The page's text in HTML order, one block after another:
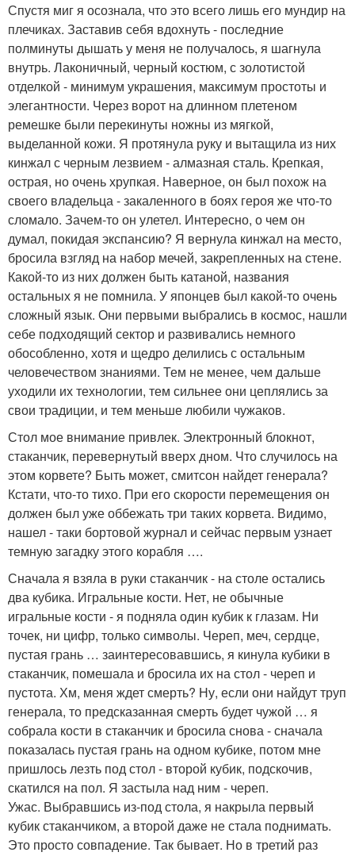
Спустя миг я осознала, что это всего лишь его мундир на
плечиках. Заставив себя вдохнуть - последние
полминуты дышать у меня не получалось, я шагнула
внутрь. Лаконичный, черный костюм, с золотистой
отделкой - минимум украшения, максимум простоты и
элегантности. Через ворот на длинном плетеном
ремешке были перекинуты ножны из мягкой,
выделанной кожи. Я протянула руку и вытащила из них
кинжал с черным лезвием - алмазная сталь. Крепкая,
острая, но очень хрупкая. Наверное, он был похож на
своего владельца - закаленного в боях героя же что-то
сломало. Зачем-то он улетел. Интересно, о чем он
думал, покидая экспансию? Я вернула кинжал на место,
бросила взгляд на набор мечей, закрепленных на стене.
Какой-то из них должен быть катаной, названия
остальных я не помнила. У японцев был какой-то очень
сложный язык. Они первыми выбрались в космос, нашли
себе подходящий сектор и развивались немного
обособленно, хотя и щедро делились с остальным
человечеством знаниями. Тем не менее, чем дальше
уходили их технологии, тем сильнее они цеплялись за
свои традиции, и тем меньше любили чужаков.
Стол мое внимание привлек. Электронный блокнот,
стаканчик, перевернутый вверх дном. Что случилось на
этом корвете? Быть может, смитсон найдет генерала?
Кстати, что-то тихо. При его скорости перемещения он
должен был уже оббежать три таких корвета. Видимо,
нашел - таки бортовой журнал и сейчас первым узнает
темную загадку этого корабля ….
Сначала я взяла в руки стаканчик - на столе остались
два кубика. Игральные кости. Нет, не обычные
игральные кости - я подняла один кубик к глазам. Ни
точек, ни цифр, только символы. Череп, меч, сердце,
пустая грань … заинтересовавшись, я кинула кубики в
стаканчик, помешала и бросила их на стол - череп и
пустота. Хм, меня ждет смерть? Ну, если они найдут труп
генерала, то предсказанная смерть будет чужой … я
собрала кости в стаканчик и бросила снова - сначала
показалась пустая грань на одном кубике, потом мне
пришлось лезть под стол - второй кубик, подскочив,
скатился на пол. Я застыла над ним - череп.
Ужас. Выбравшись из-под стола, я накрыла первый
кубик стаканчиком, а второй даже не стала поднимать.
Это просто совпадение. Так бывает. Но в третий раз